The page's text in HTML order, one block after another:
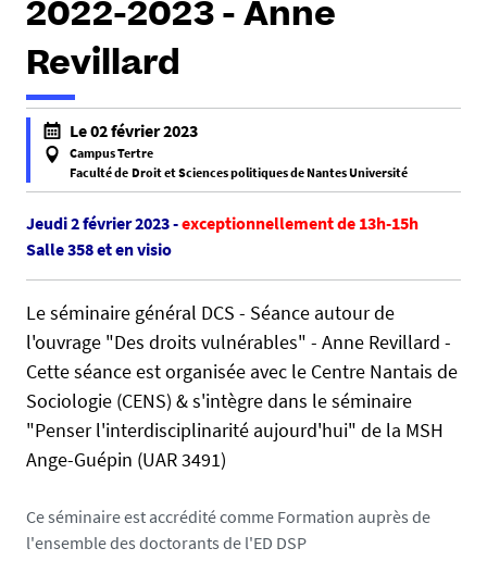
2022-2023 - Anne
Revillard
h
p
s
:
/
/
c
s
.
u
n
v
-
Le 02 février 2023
Campus Tertre
Faculté de Droit et Sciences politiques de Nantes Université
f
a
l
f
a
l
s
e
Jeudi 2 février 2023 -exceptionnellement de 13h-15h
Salle 358 et en visio
Le séminaire général DCS - Séance autour de
l'ouvrage "Des droits vulnérables" - Anne Revillard -
Cette séance est organisée avec le Centre Nantais de
Sociologie (CENS) & s'intègre dans le séminaire
"Penser l'interdisciplinarité aujourd'hui" de la MSH
Ange-Guépin (UAR 3491)
Ce séminaire est accrédité comme Formation auprès de
l'ensemble des doctorants de l'ED DSP